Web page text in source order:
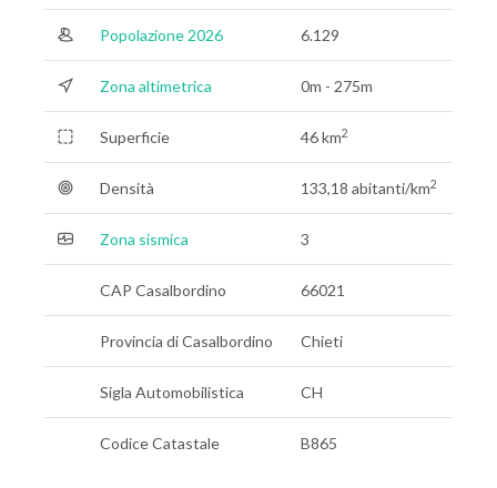
Popolazione 2026 6.129
Zona altimetrica 0m - 275m
Superficie 46 km2
Densità 133,18 abitanti/km2
Zona sismica 3
CAP Casalbordino 66021
Provincia di Casalbordino Chieti
Sigla Automobilistica CH
Codice Catastale B865